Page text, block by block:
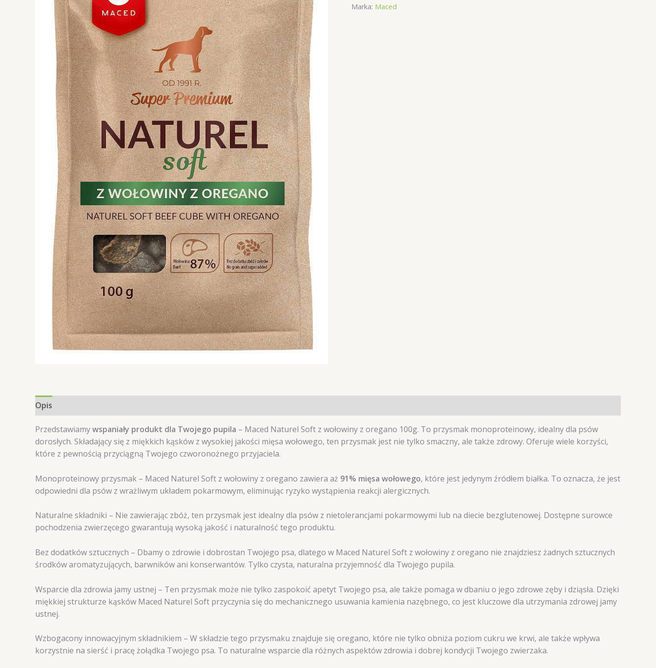
Marka: Maced
Opis
Przedstawiamywspaniały produkt dla Twojego pupila – Maced Naturel Soft z wołowiny z oregano 100g. To przysmak monoproteinowy, idealny dla psów
dorosłych. Składający się z miękkich kąsków z wysokiej jakości mięsa wołowego, ten przysmak jest nie tylko smaczny, ale także zdrowy. Oferuje wiele korzyści,
które z pewnością przyciągną Twojego czworonożnego przyjaciela.
Monoproteinowy przysmak – Maced Naturel Soft z wołowiny z oregano zawiera aż 91% mięsa wołowego, które jest jedynym źródłem białka. To oznacza, że jest
odpowiedni dla psów z wrażliwym układem pokarmowym, eliminując ryzyko wystąpienia reakcji alergicznych.
Naturalne składniki – Nie zawierając zbóż, ten przysmak jest idealny dla psów z nietolerancjami pokarmowymi lub na diecie bezglutenowej. Dostępne surowce
pochodzenia zwierzęcego gwarantują wysoką jakość i naturalność tego produktu.
Bez dodatków sztucznych – Dbamy o zdrowie i dobrostan Twojego psa, dlatego w Maced Naturel Soft z wołowiny z oregano nie znajdziesz żadnych sztucznych
środków aromatyzujących, barwników ani konserwantów. Tylko czysta, naturalna przyjemność dla Twojego pupila.
Wsparcie dla zdrowia jamy ustnej – Ten przysmak może nie tylko zaspokoić apetyt Twojego psa, ale także pomaga w dbaniu o jego zdrowe zęby i dziąsła. Dzięki
miękkiej strukturze kąsków Maced Naturel Soft przyczynia się do mechanicznego usuwania kamienia nazębnego, co jest kluczowe dla utrzymania zdrowej jamy
ustnej.
Wzbogacony innowacyjnym składnikiem – W składzie tego przysmaku znajduje się oregano, które nie tylko obniża poziom cukru we krwi, ale także wpływa
korzystnie na sierść i pracę żołądka Twojego psa. To naturalne wsparcie dla różnych aspektów zdrowia i dobrej kondycji Twojego zwierzaka.